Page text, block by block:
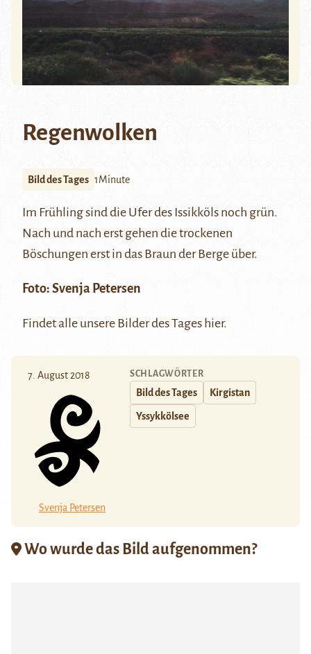
Regenwolken
Bild des Tages 1Minute
Im Frühling sind die Ufer des Issikköls noch grün.
Nach und nach erst gehen die trockenen
Böschungen erst in das Braun der Berge über.
Foto: Svenja Petersen
Findet alle unsere Bilder des Tages hier.
7. August 2018
Svenja Petersen
SCHLAGWÖRTER
Bild des Tages Kirgistan
Yssykkölsee
Wo wurde das Bild aufgenommen?